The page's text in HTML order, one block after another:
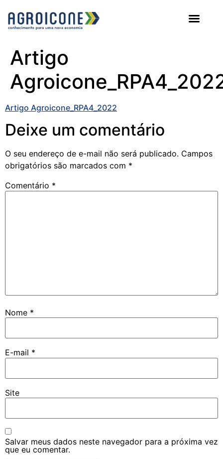
Artigo
Artigo Agroicone_RPA4_2022
Deixe um comentário
O seu endereço de e-mail não será publicado. Campos
obrigatórios são marcados com *
Comentário *
Nome *
E-mail *
Site
Salvar meus dados neste navegador para a próxima vez
que eu comentar.